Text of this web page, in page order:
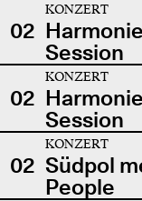
02
KONZERT
Session
02
KONZERT
Session
02
KONZERT
Südpol
People